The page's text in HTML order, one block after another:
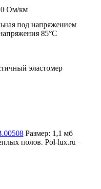
Ом/км
под напряжением
85°С
эластомер
Размер: 1,1 мб
полов. Pol-lux.ru –